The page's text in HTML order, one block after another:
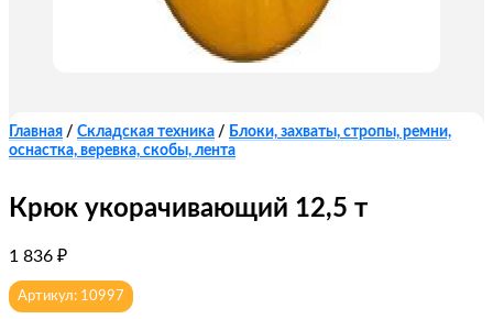
Главная / Складская техника / Блоки, захваты, стропы, ремни,
оснастка, веревка, скобы, лента
Крюк укорачивающий 12,5 т
1 836 ₽
Артикул: 10997